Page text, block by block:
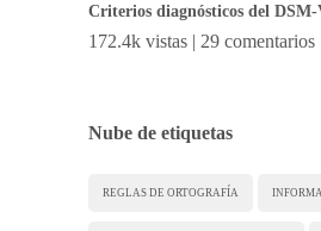
Criterios diagnósticos del
172.4k vistas | 29 comentarios
Nube de etiquetas
REGLAS DE ORTOGRAFÍA